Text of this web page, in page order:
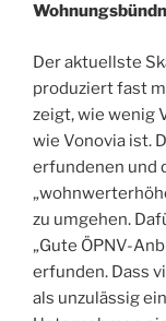
Der aktuellste
produziert fast
zeigt, wie wenig
wie Vonovia ist.
erfundenen und
zu umgehen.
„Gute ÖPNV-
erfunden. Dass
als unzulässig